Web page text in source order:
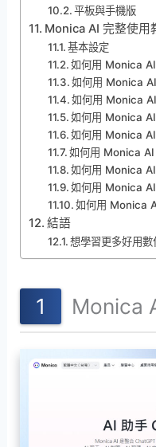
平板與手機版
Monica AI 完整使用
基本設定
如何用 Monica
如何用 Monica
如何用 Monica
如何用 Monica
如何用 Monica
如何用 Monica
如何用 Monica
如何用 Monica
如何用 Monica
結語
想學習更多好用數
Monica